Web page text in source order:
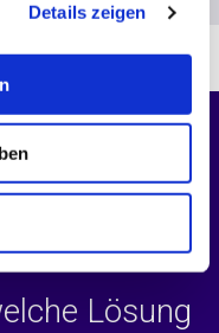
Details zeigen
Lösung